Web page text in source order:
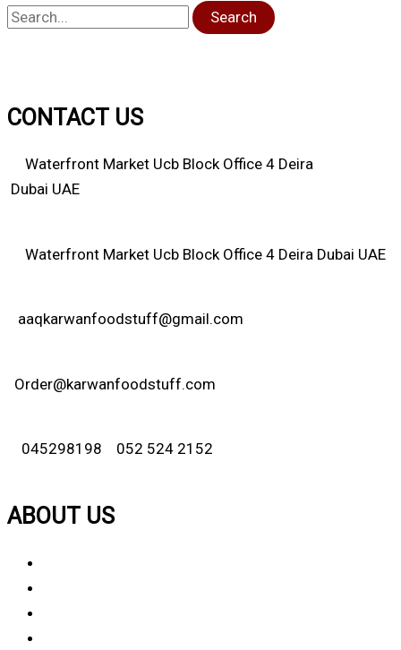
Search
CONTACT US
Waterfront Market Ucb Block Office 4 Deira
Dubai UAE
Waterfront Market Ucb Block Office 4 Deira Dubai UAE
aaqkarwanfoodstuff@gmail.com
Order@karwanfoodstuff.com
045298198 052 524 2152
ABOUT US